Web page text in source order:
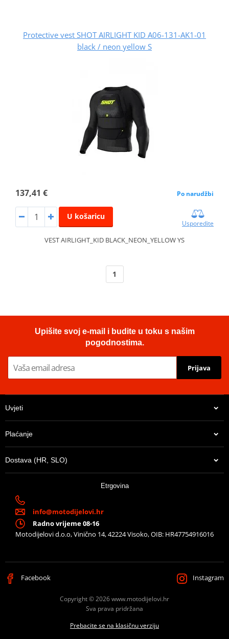
Protective vest SHOT AIRLIGHT KID A06-131-AK1-01
black / neon yellow S
137,41 € Po narudžbi
U košaricu
Usporedite
VEST AIRLIGHT_KID BLACK_NEON_YELLOW YS
1
Upišite svoj e-mail i budite u toku s našim
pogodnostima.
Prijava
Uvjeti
Plaćanje
Dostava (HR, SLO)
Etrgovina
info@motodijelovi.hr
Radno vrijeme 08-16
Motodijelovi d.o.o, Vinično 14, 42224 Visoko, OIB: HR47754916016
Facebook Instagram
Copyright © 2026 www.motodijelovi.hr
Sva prava pridržana
Prebacite se na klasičnu verziju